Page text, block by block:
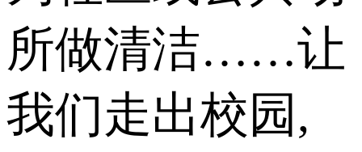
所做清洁……让
我们走出校园,